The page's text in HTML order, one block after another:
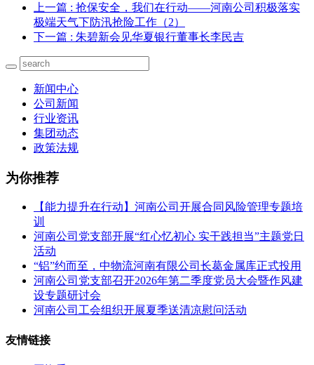
上一篇 : 抢保安全，我们在行动——河南公司积极落实
极端天气下防汛抢险工作（2）
下一篇 : 朱碧新会见华夏银行董事长李民吉
新闻中心
公司新闻
行业资讯
集团动态
政策法规
为你推荐
【能力提升在行动】河南公司开展合同风险管理专题培
训
河南公司党支部开展“红心忆初心 实干践担当”主题党日
活动
“铝”约而至，中物流河南有限公司长葛金属库正式投用
河南公司党支部召开2026年第二季度党员大会暨作风建
设专题研讨会
河南公司工会组织开展夏季送清凉慰问活动
友情链接